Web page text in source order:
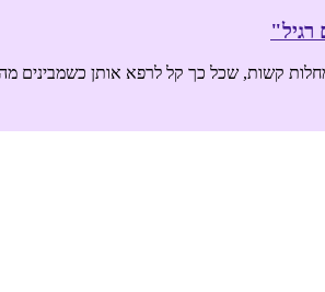
רגיל"
קשות, שכל כך קל לרפא אותן כשמבינים